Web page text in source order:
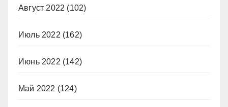
Август 2022 (102)
Июль 2022 (162)
Июнь 2022 (142)
Май 2022 (124)